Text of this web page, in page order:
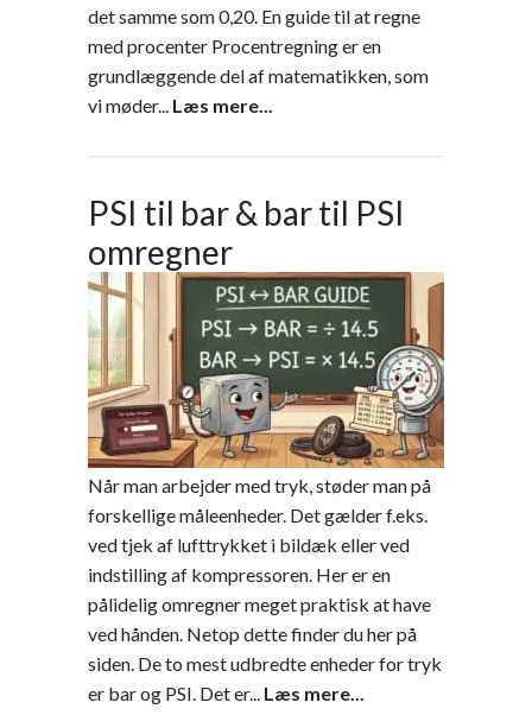
det samme som 0,20. En guide til at regne
med procenter Procentregning er en
grundlæggende del af matematikken, som
vi møder... Læs mere...
PSI til bar & bar til PSI
omregner
Når man arbejder med tryk, støder man på
forskellige måleenheder. Det gælder f.eks.
ved tjek af lufttrykket i bildæk eller ved
indstilling af kompressoren. Her er en
pålidelig omregner meget praktisk at have
ved hånden. Netop dette finder du her på
siden. De to mest udbredte enheder for tryk
er bar og PSI. Det er... Læs mere...